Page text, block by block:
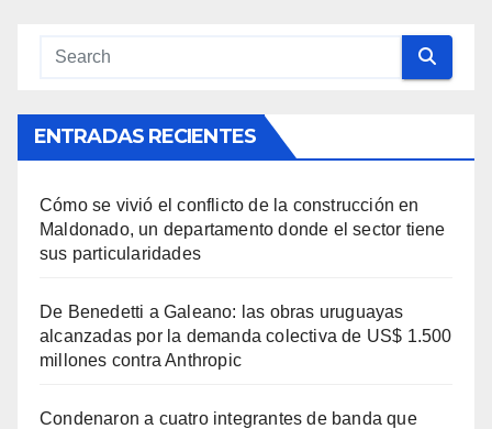
ENTRADAS RECIENTES
Cómo se vivió el conflicto de la construcción en
Maldonado, un departamento donde el sector tiene
sus particularidades
De Benedetti a Galeano: las obras uruguayas
alcanzadas por la demanda colectiva de US$ 1.500
millones contra Anthropic
Condenaron a cuatro integrantes de banda que